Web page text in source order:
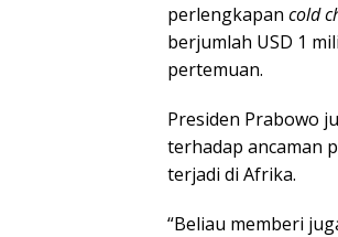
perlengkapan cold
berjumlah USD 1
pertemuan.
Presiden Prabowo
terhadap ancaman
terjadi di Afrika.
“Beliau memberi